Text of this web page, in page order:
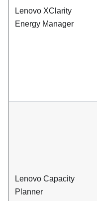
Lenovo XClarity
Energy Manager
Lenovo Capacity
Planner